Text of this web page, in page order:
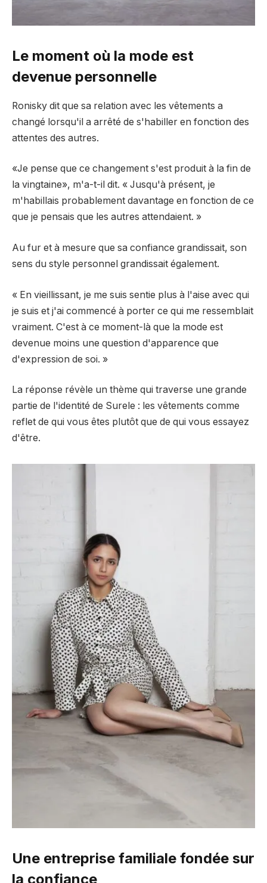
Le moment où la mode est
devenue personnelle
Ronisky dit que sa relation avec les vêtements a
changé lorsqu'il a arrêté de s'habiller en fonction des
attentes des autres.
«Je pense que ce changement s'est produit à la fin de
la vingtaine», m'a-t-il dit. « Jusqu'à présent, je
m'habillais probablement davantage en fonction de ce
que je pensais que les autres attendaient. »
Au fur et à mesure que sa confiance grandissait, son
sens du style personnel grandissait également.
« En vieillissant, je me suis sentie plus à l'aise avec qui
je suis et j'ai commencé à porter ce qui me ressemblait
vraiment. C'est à ce moment-là que la mode est
devenue moins une question d'apparence que
d'expression de soi. »
La réponse révèle un thème qui traverse une grande
partie de l'identité de Surele : les vêtements comme
reflet de qui vous êtes plutôt que de qui vous essayez
d'être.
Une entreprise familiale fondée sur
la confiance